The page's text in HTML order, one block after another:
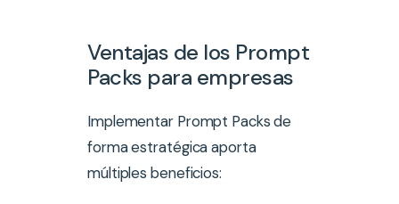
Ventajas de los Prompt
Packs para empresas
Implementar Prompt Packs de
forma estratégica aporta
múltiples beneficios: